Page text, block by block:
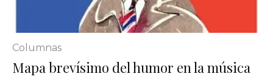
Columnas
Mapa brevísimo del humor en la música